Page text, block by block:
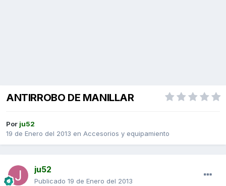
ANTIRROBO DE MANILLAR
Por ju52
19 de Enero del 2013 en Accesorios y equipamiento
ju52
Publicado 19 de Enero del 2013